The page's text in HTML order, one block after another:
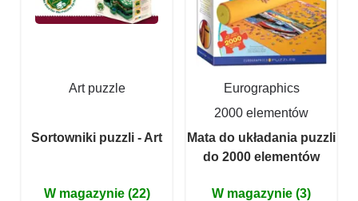
Art puzzle
Sortowniki puzzli - Art
W magazynie (22)
Eurographics
2000 elementów
Mata do układania puzzli
do 2000 elementów
W magazynie (3)